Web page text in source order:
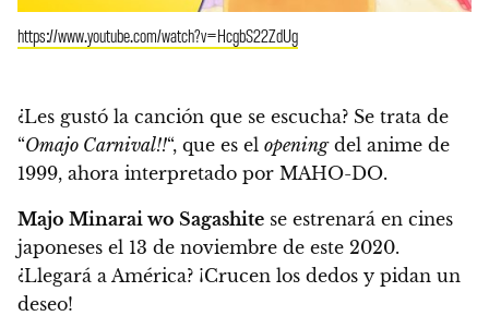
https://www.youtube.com/watch?v=HcgbS22ZdUg
¿Les gustó la canción que se escucha? Se trata de
“Omajo Carnival!!“, que es el openingdel anime de
1999, ahora interpretado por MAHO-DO.
Majo Minarai wo Sagashite se estrenará en cines
japoneses el 13 de noviembre de este 2020.
¿Llegará a América? ¡Crucen los dedos y pidan un
deseo!